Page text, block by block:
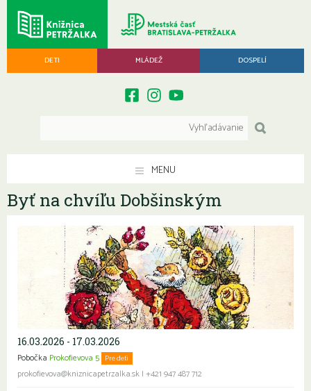
DETI MLÁDEŽ DOSPELÍ
MENU
Byť na chvíľu Dobšinským
16.03.2026 - 17.03.2026
Pobočka Prokofievova 5 Pre deti
prokofievova@kniznicapetrzalka.sk | +421 947 487 712